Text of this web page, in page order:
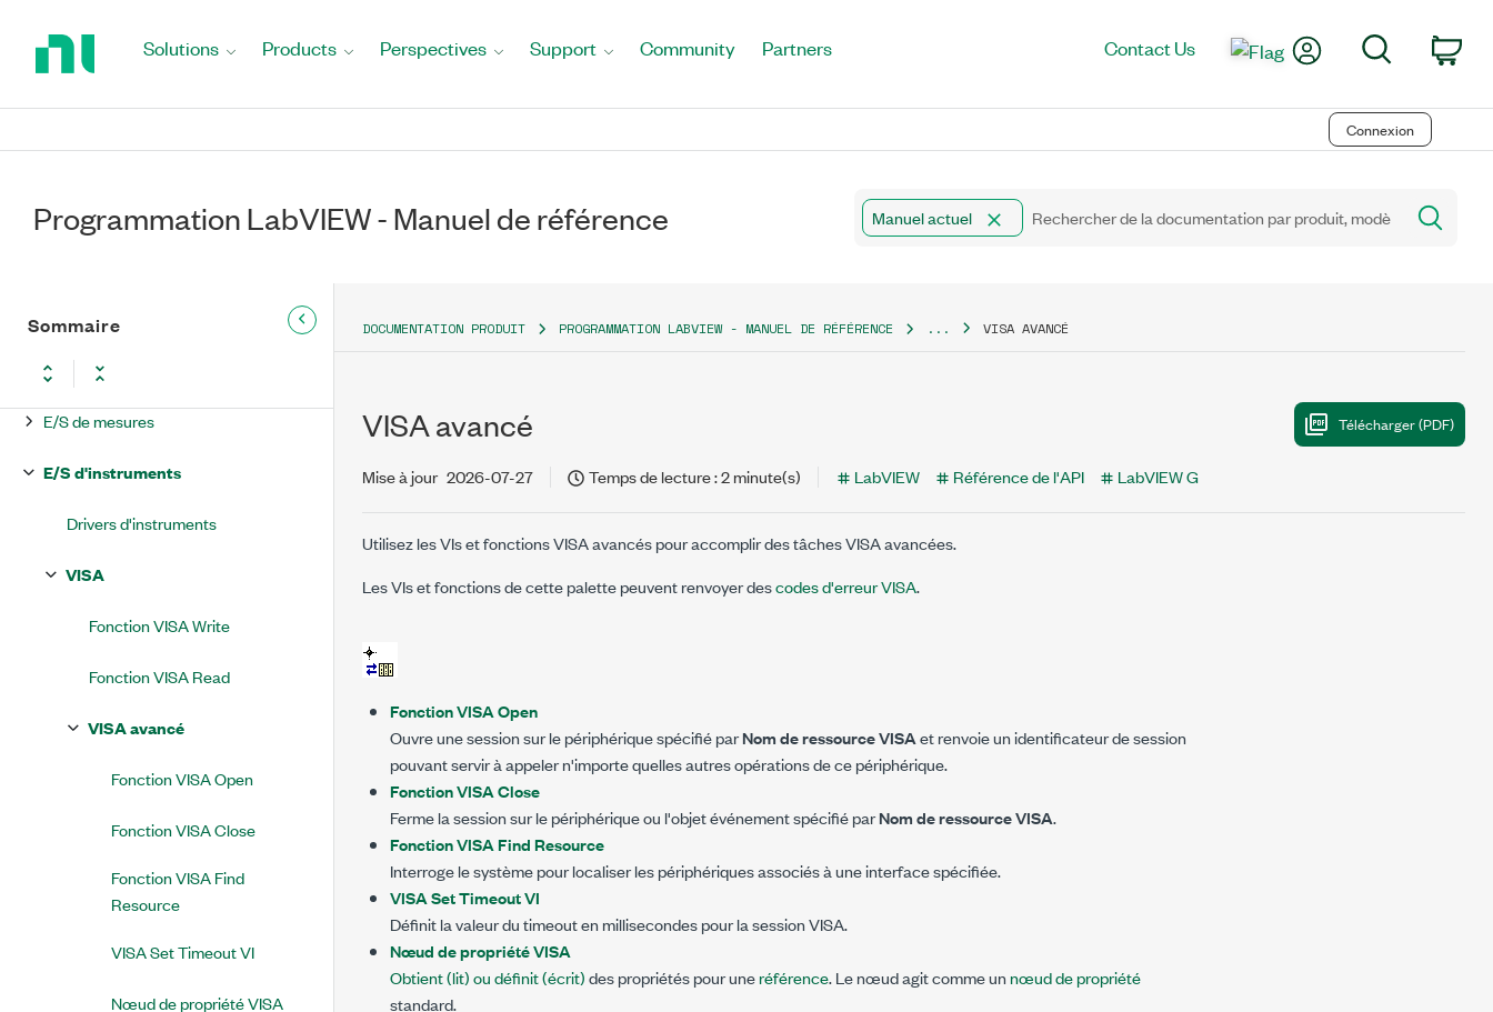
Solutions Products Perspectives Support Community Partners Contact Us My AccountSearch
Connexion
Programmation LabVIEW - Manuel de référence Manuel actuel
Sommaire
Programmation LabVIEW - Manuel de
Fonctions
Programmation
E/S de mesures
E/S d'instruments
Drivers d'instruments
VISA
Fonction VISA Write
Fonction VISA Read
VISA avancé
Fonction VISA Open
Fonction VISA Close
Fonction VISA Find
Resource
VISA Set Timeout VI
Nœud de propriété VISA
DOCUMENTATION PRODUIT PROGRAMMATION LABVIEW - MANUEL DE RÉFÉRENCE ... VISA AVANCÉ
VISA avancé
Mise à jour 2026-07-27 Temps de lecture : 2 minute(s) LabVIEW Référence de l'API LabVIEW G
Utilisez les VIs et fonctions VISA avancés pour accomplir des tâches VISA avancées.
Les VIs et fonctions de cette palette peuvent renvoyer descodes d'erreur VISA.
Fonction VISA Open
Ouvre une session sur le périphérique spécifié parNom de ressource VISAet renvoie un identificateur de session
pouvant servir à appeler n'importe quelles autres opérations de ce périphérique.
Fonction VISA Close
Ferme la session sur le périphérique ou l'objet événement spécifié parNom de ressource VISA.
Fonction VISA Find Resource
Interroge le système pour localiser les périphériques associés à une interface spécifiée.
VISA Set Timeout VI
Définit la valeur du timeout en millisecondes pour la session VISA.
Nœud de propriété VISA
Obtient (lit) ou définit (écrit)des propriétés pour uneréférence. Le nœud agit comme unnœud de propriété
standard.